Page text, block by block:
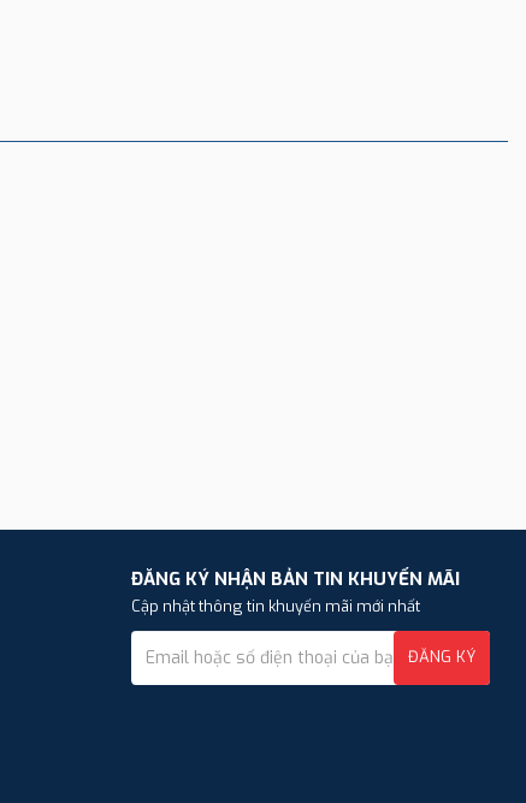
ĐĂNG KÝ NHẬN BẢN TIN KHUYẾN MÃI
Cập nhật thông tin khuyến mãi mới nhất
ĐĂNG KÝ